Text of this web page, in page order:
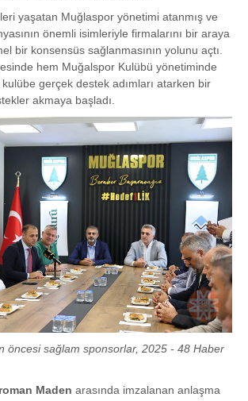
yaşatan Muğlaspor yönetimi atanmış ve
önemli isimleriyle firmalarını bir araya
bir konsensüs sağlanmasının yolunu açtı.
hem Muğalspor Kulübü yönetiminde
gerçek destek adımları atarken bir
akmaya başladı.
öncesi sağlam sponsorlar, 2025 - 48 Haber
Maden arasında imzalanan anlaşma